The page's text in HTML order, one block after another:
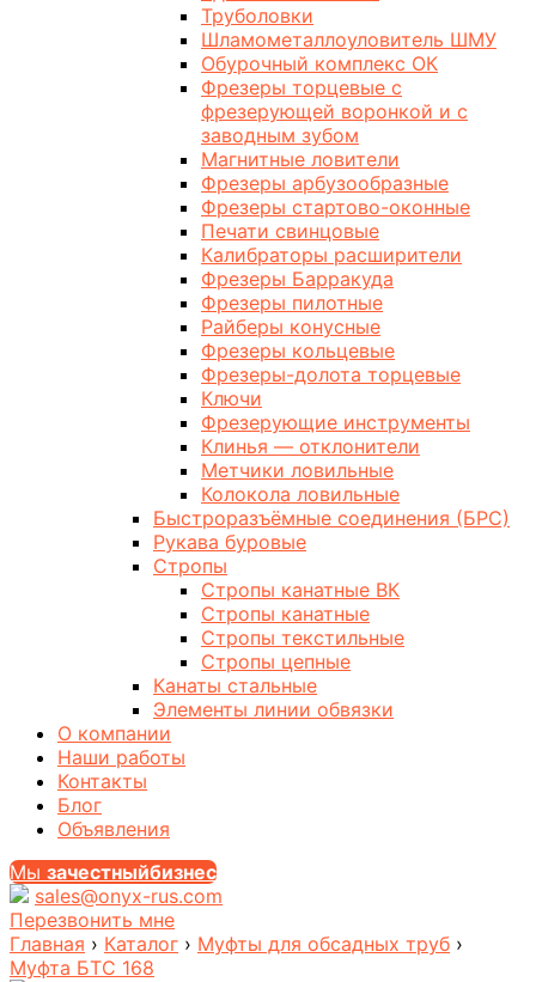
Труболовки
Шламометаллоуловитель ШМУ
Обурочный комплекс ОК
Фрезеры торцевые с
фрезерующей воронкой и с
заводным зубом
Магнитные ловители
Фрезеры арбузообразные
Фрезеры стартово-оконные
Печати свинцовые
Калибраторы расширители
Фрезеры Барракуда
Фрезеры пилотные
Райберы конусные
Фрезеры кольцевые
Фрезеры-долота торцевые
Ключи
Фрезерующие инструменты
Клинья — отклонители
Метчики ловильные
Колокола ловильные
Быстроразъёмные соединения (БРС)
Рукава буровые
Стропы
Стропы канатные ВК
Стропы канатные
Стропы текстильные
Стропы цепные
Канаты стальные
Элементы линии обвязки
О компании
Наши работы
Контакты
Блог
Объявления
Мы зачестныйбизнес
sales@onyx-rus.com
Перезвонить мне
Главная › Каталог › Муфты для обсадных труб ›
Муфта БТС 168